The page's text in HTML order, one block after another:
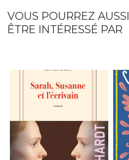
VOUS POURREZ AUSSI
ÊTRE INTÉRESSÉ PAR